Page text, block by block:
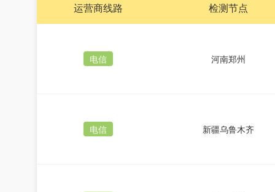
运营商线路 检测节点
电信 河南郑州
电信 新疆乌鲁木齐